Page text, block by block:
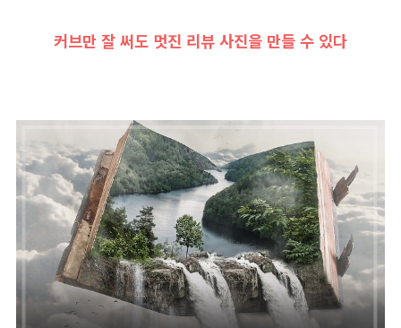
커브만 잘 써도 멋진 리뷰 사진을 만들 수 있다